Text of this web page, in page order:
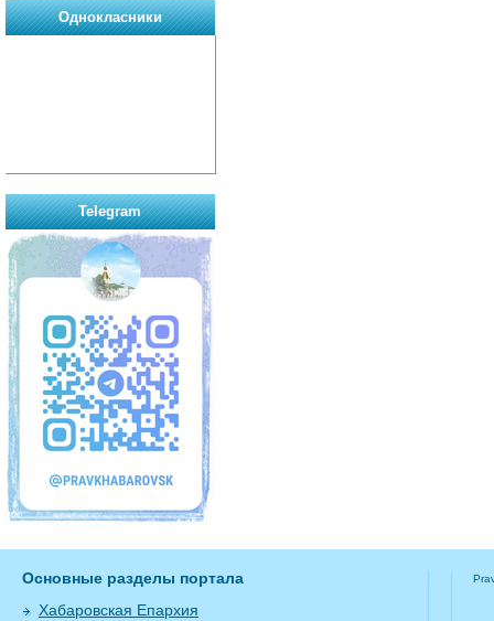
Однокласники
Telegram
Основные разделы портала
Хабаровская Епархия